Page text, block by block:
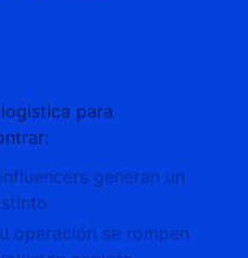
para
generan un
operación se rompen